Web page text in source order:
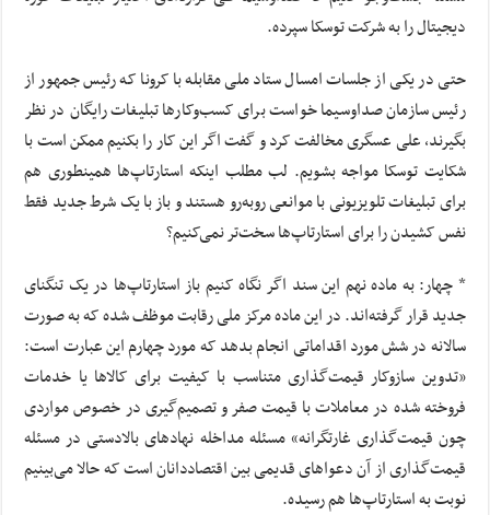
دیجیتال را به شرکت توسکا سپرده.
حتی در یکی از جلسات امسال ستاد ملی مقابله با کرونا که رئیس جمهور از
رئیس سازمان صداوسیما خواست برای کسب‌وکارها تبلیغات رایگان در نظر
بگیرند، علی عسگری مخالفت کرد و گفت اگر این کار را بکنیم ممکن است با
شکایت توسکا مواجه بشویم. لب مطلب اینکه استارتاپ‌ها همینطوری هم
برای تبلیغات تلویزیونی با موانعی روبه‌رو هستند و باز با یک شرط جدید فقط
نفس کشیدن را برای استارتاپ‌ها سخت‌تر نمی‌کنیم؟
* چهار: به ماده نهم این سند اگر نگاه کنیم باز استارتاپ‌ها در یک تنگنای
جدید قرار گرفته‌اند. در این ماده مرکز ملی رقابت موظف شده که به صورت
سالانه در شش مورد اقداماتی انجام بدهد که مورد چهارم این عبارت است:
«تدوین سازوکار قیمت‌گذاری متناسب با کیفیت برای کالاها یا خدمات
فروخته شده در معاملات با قیمت صفر و تصمیم‌گیری در خصوص مواردی
چون قیمت‌گذاری غارتگرانه» مسئله مداخله نهادهای بالادستی در مسئله
قیمت‌گذاری از آن دعواهای قدیمی بین اقتصاددانان است که حالا می‌بینیم
نوبت به استارتاپ‌ها هم رسیده.